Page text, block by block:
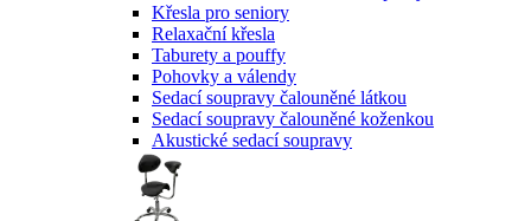
Křesla pro seniory
Relaxační křesla
Taburety a pouffy
Pohovky a válendy
Sedací soupravy čalouněné látkou
Sedací soupravy čalouněné koženkou
Akustické sedací soupravy